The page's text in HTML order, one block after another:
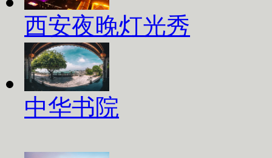
西安夜晚灯光秀
中华书院